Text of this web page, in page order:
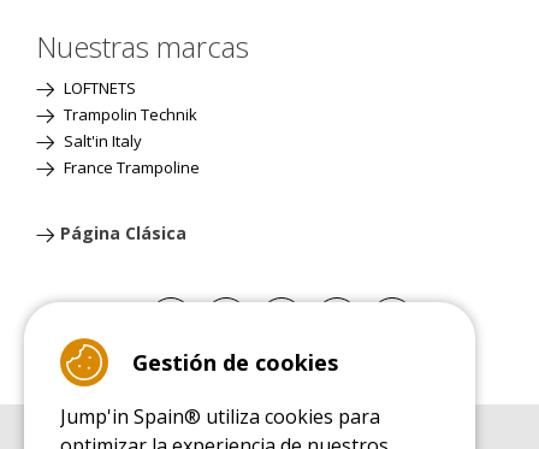
Nuestras marcas
LOFTNETS
Trampolin Technik
Salt'in Italy
France Trampoline
Página Clásica
Gestión de cookies
Jump'in Spain® utiliza cookies para